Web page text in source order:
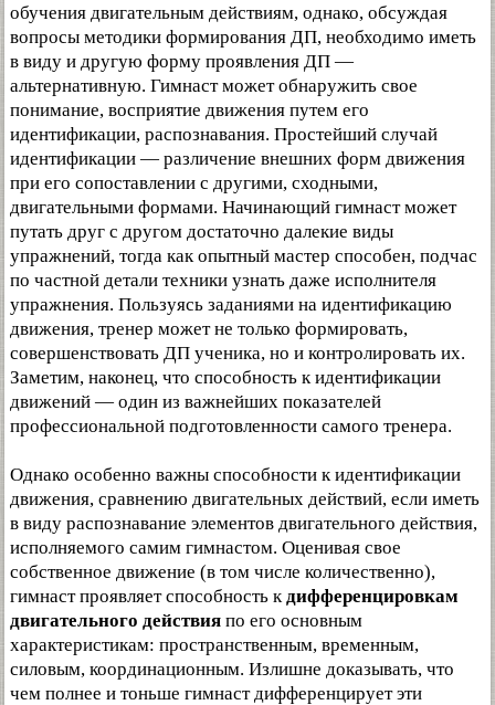
обучения двигательным действиям, однако, обсуждая
вопросы методики формирования ДП, необходимо иметь
в виду и другую форму проявления ДП —
альтернативную. Гимнаст может обнаружить свое
понимание, восприятие движения путем его
идентификации, распознавания. Простейший случай
идентификации — различение внешних форм движения
при его сопоставлении с другими, сходными,
двигательными формами. Начинающий гимнаст может
путать друг с другом достаточно далекие виды
упражнений, тогда как опытный мастер способен, подчас
по частной детали техники узнать даже исполнителя
упражнения. Пользуясь заданиями на идентификацию
движения, тренер может не только формировать,
совершенствовать ДП ученика, но и контролировать их.
Заметим, наконец, что способность к идентификации
движений — один из важнейших показателей
профессиональной подготовленности самого тренера.
Однако особенно важны способности к идентификации
движения, сравнению двигательных действий, если иметь
в виду распознавание элементов двигательного действия,
исполняемого самим гимнастом. Оценивая свое
собственное движение (в том числе количественно),
гимнаст проявляет способность кдифференцировкам
двигательного действия по его основным
характеристикам: пространственным, временным,
силовым, координационным. Излишне доказывать, что
чем полнее и тоньше гимнаст дифференцирует эти